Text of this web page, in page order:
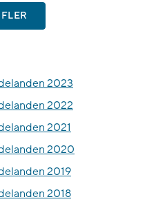
2023
2022
2021
2020
2019
2018